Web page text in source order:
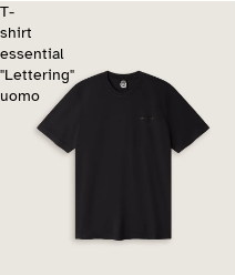
T-
shirt
essential
"Lettering"
uomo